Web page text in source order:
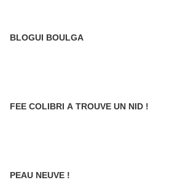
BLOGUI BOULGA
FEE COLIBRI A TROUVE UN NID !
PEAU NEUVE !